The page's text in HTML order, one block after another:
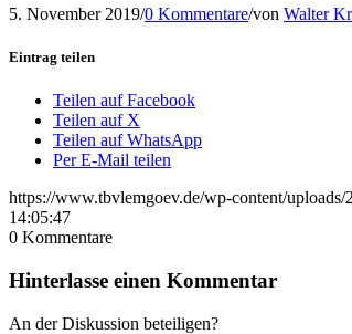
5. November 2019/0 Kommentare/von Walter
Eintrag teilen
Teilen auf Facebook
Teilen auf X
Teilen auf WhatsApp
Per E-Mail teilen
https://www.tbvlemgoev.de/wp-content/
14:05:47
0 Kommentare
Hinterlasse einen Kommentar
An der Diskussion beteiligen?